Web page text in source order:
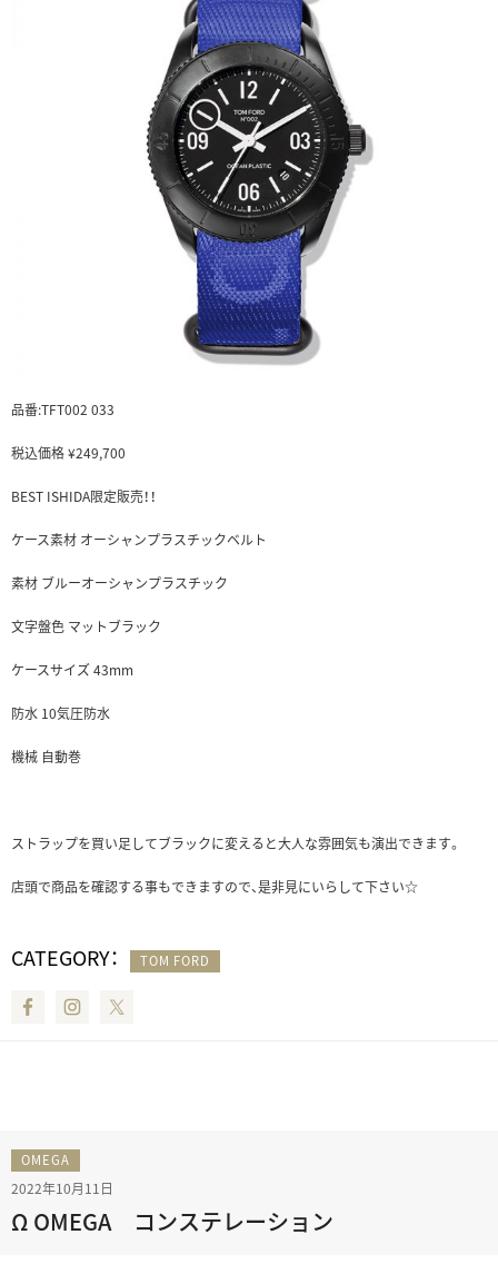
品番:TFT002 033
税込価格 ¥249,700
BEST ISHIDA限定販売！！
ケース素材 オーシャンプラスチックベルト
素材 ブルーオーシャンプラスチック
文字盤色 マットブラック
ケースサイズ 43mm
防水 10気圧防水
機械 自動巻
ストラップを買い足してブラックに変えると大人な雰囲気も演出できます。
店頭で商品を確認する事もできますので、是非見にいらして下さい☆
CATEGORY： TOM FORD
FacebookInstagram
OMEGA
2022年10月11日
Ω OMEGA コンステレーション